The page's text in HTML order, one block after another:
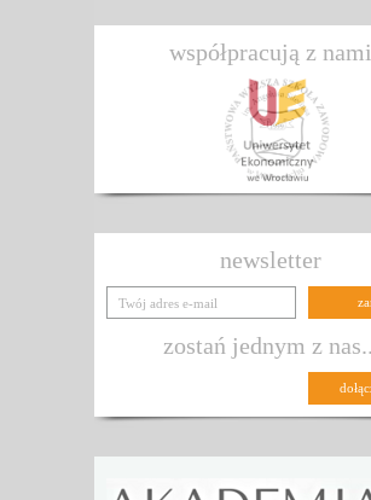
współpracują z nami
newsletter
zostań jednym z